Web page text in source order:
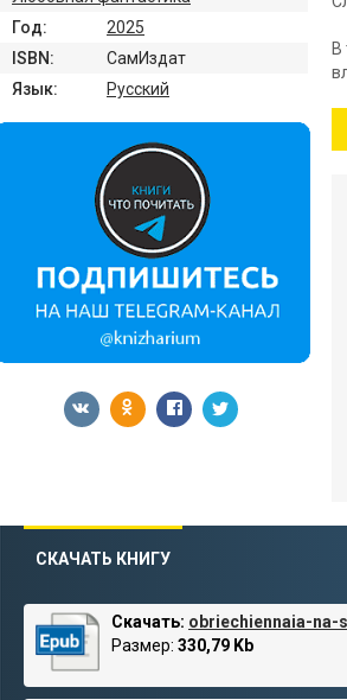
В
Год:
2025
ISBN:
СамИздат
Язык:
Русский
СКАЧАТЬ КНИГУ
Скачать: obriechiennaia-na-
Размер: 330,79 Kb